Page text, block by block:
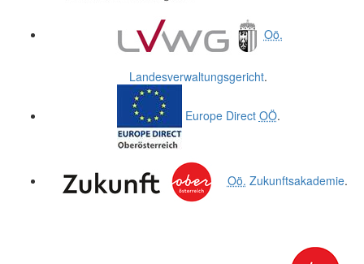
Oö.
Landesverwaltungsgericht.
Europe Direct OÖ.
Oö. Zukunftsakademie.